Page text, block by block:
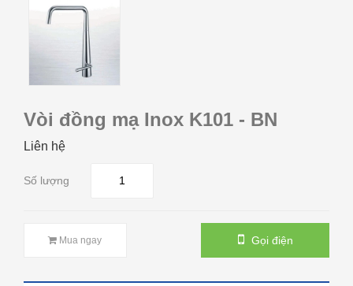
Vòi đồng mạ Inox K101 - BN
Liên hệ
Số lượng
Mua ngay Gọi điện